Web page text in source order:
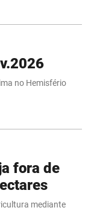
no Hemisfério
fora de
mediante